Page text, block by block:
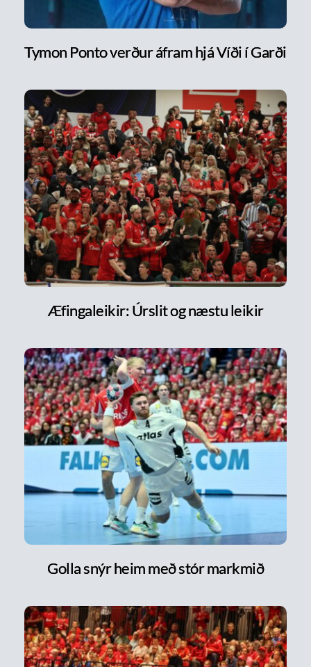
Tymon Ponto verður áfram hjá Víði í Garði
Æfingaleikir: Úrslit og næstu leikir
Golla snýr heim með stór markmið